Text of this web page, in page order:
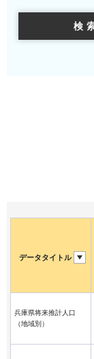
データタイトル
兵庫県将来推計人口
（地域別）